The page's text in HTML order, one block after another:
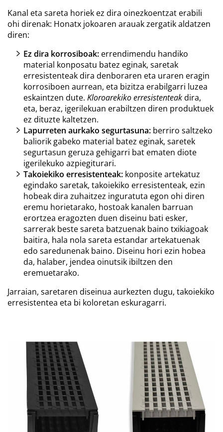
Kanal eta sareta horiek ez dira oinezkoentzat erabili
ohi direnak: Honatx jokoaren arauak zergatik aldatzen
diren:
Ez dira korrosiboak: errendimendu handiko
material konposatu batez eginak, saretak
erresistenteak dira denboraren eta uraren eragin
korrosiboen aurrean, eta bizitza erabilgarri luzea
eskaintzen dute. Kloroarekiko erresistenteakdira,
eta, beraz, igerilekuan erabiltzen diren produktuek
ez dituzte kaltetzen.
Lapurreten aurkako segurtasuna: berriro saltzeko
baliorik gabeko material batez eginak, saretek
segurtasun geruza gehigarri bat ematen diote
igerilekuko azpiegiturari.
Takoiekiko erresistenteak: konposite artekatuz
egindako saretak, takoiekiko erresistenteak, ezin
hobeak dira zuhaitzez inguratuta egon ohi diren
eremu horietarako, hostoak kanalen barruan
erortzea eragozten duen diseinu bati esker,
sarrerak beste sareta batzuenak baino txikiagoak
baitira, hala nola sareta estandar artekatuenak
edo saredunenak baino. Diseinu hori ezin hobea
da, halaber, jendea oinutsik ibiltzen den
eremuetarako.
Jarraian, saretaren diseinua aurkezten dugu, takoiekiko
erresistentea eta bi koloretan eskuragarri.